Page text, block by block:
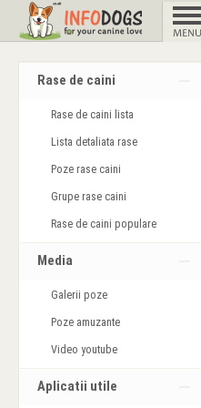
Rase de caini
Rase de caini lista
Lista detaliata rase
Poze rase caini
Grupe rase caini
Rase de caini populare
Media
Galerii poze
Poze amuzante
Video youtube
Aplicatii utile